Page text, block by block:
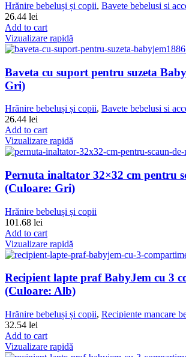
Hrănire bebeluși și copii, Bavete bebelusi si
26.44 lei
Add to cart
Vizualizare rapidă
Baveta cu suport pentru suzeta
Gri)
Hrănire bebeluși și copii, Bavete bebelusi si
26.44 lei
Add to cart
Vizualizare rapidă
Pernuta inaltator 32×32 cm pentru
(Culoare: Gri)
Hrănire bebeluși și copii
101.68 lei
Add to cart
Vizualizare rapidă
Recipient lapte praf BabyJem cu 3
(Culoare: Alb)
Hrănire bebeluși și copii, Recipiente mancare
32.54 lei
Add to cart
Vizualizare rapidă